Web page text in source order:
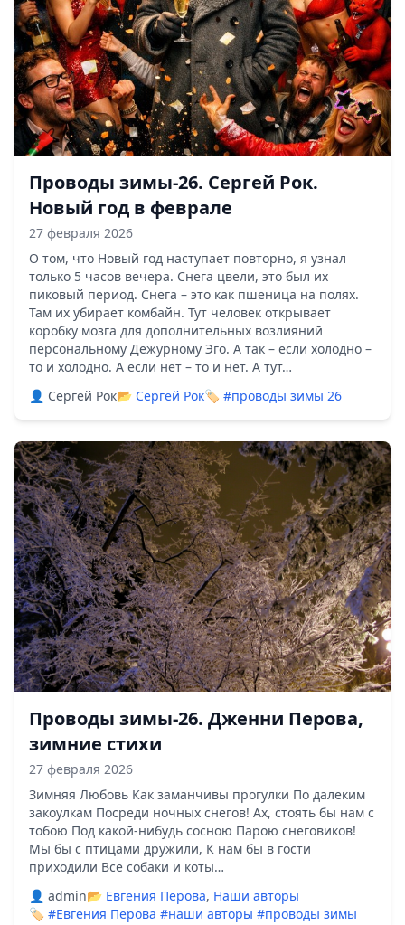
Проводы зимы-26. Сергей Рок.
Новый год в феврале
27 февраля 2026
О том, что Новый год наступает повторно, я узнал
только 5 часов вечера. Снега цвели, это был их
пиковый период. Снега – это как пшеница на полях.
Там их убирает комбайн. Тут человек открывает
коробку мозга для дополнительных возлияний
персональному Дежурному Эго. А так – если холодно –
то и холодно. А если нет – то и нет. А тут…
👤 Сергей Рок📂 Сергей Рок🏷️ #проводы зимы 26
Проводы зимы-26. Дженни Перова,
зимние стихи
27 февраля 2026
Зимняя Любовь Как заманчивы прогулки По далеким
закоулкам Посреди ночных снегов! Ах, стоять бы нам с
тобою Под какой-нибудь сосною Парою снеговиков!
Мы бы с птицами дружили, К нам бы в гости
приходили Все собаки и коты…
👤 admin📂 Евгения Перова, Наши авторы
🏷️ #Евгения Перова #наши авторы #проводы зимы